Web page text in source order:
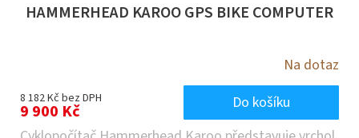
HAMMERHEAD KAROO GPS BIKE COMPUTER
Na dotaz
8 182 Kč bez DPH
9 900 Kč
Do košíku